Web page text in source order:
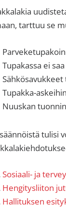
tarttuu se
Tupakassa ei
Tupakka-
Nuuskan
tulisi
Sosiaali- ja
Hengitysliiton
Hallituksen